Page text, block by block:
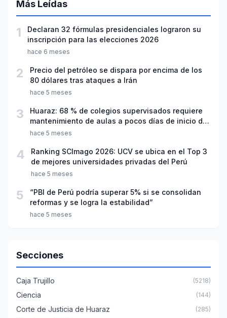
Más Leídas
1
Declaran 32 fórmulas presidenciales lograron su
inscripción para las elecciones 2026
hace 6 meses
2
Precio del petróleo se dispara por encima de los
80 dólares tras ataques a Irán
hace 5 meses
3
Huaraz: 68 % de colegios supervisados requiere
mantenimiento de aulas a pocos días de inicio del
año escolar 2026
hace 5 meses
4
Ranking SCImago 2026: UCV se ubica en el Top 3
de mejores universidades privadas del Perú
hace 5 meses
5
“PBI de Perú podría superar 5% si se consolidan
reformas y se logra la estabilidad”
hace 5 meses
Secciones
Caja Trujillo (5218)
Ciencia (144)
Corte de Justicia de Huaraz (285)